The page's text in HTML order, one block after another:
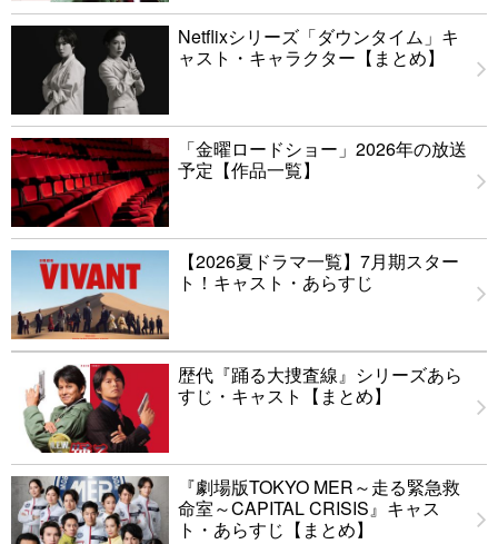
Netflixシリーズ「ダウンタイム」キ
ャスト・キャラクター【まとめ】
「金曜ロードショー」2026年の放送
予定【作品一覧】
【2026夏ドラマ一覧】7月期スター
ト！キャスト・あらすじ
歴代『踊る大捜査線』シリーズあら
すじ・キャスト【まとめ】
『劇場版TOKYO MER～走る緊急救
命室～CAPITAL CRISIS』キャス
ト・あらすじ【まとめ】